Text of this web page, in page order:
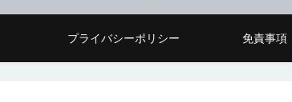
プライバシーポリシー 免責事項